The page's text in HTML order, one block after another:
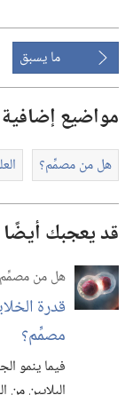
ما يسبق
مواضيع إضافية
هل من مصمِّم؟‏
قد يعجبك أيضًا
هل من
قدرة
مصمِّم؟‏
فيما ينمو